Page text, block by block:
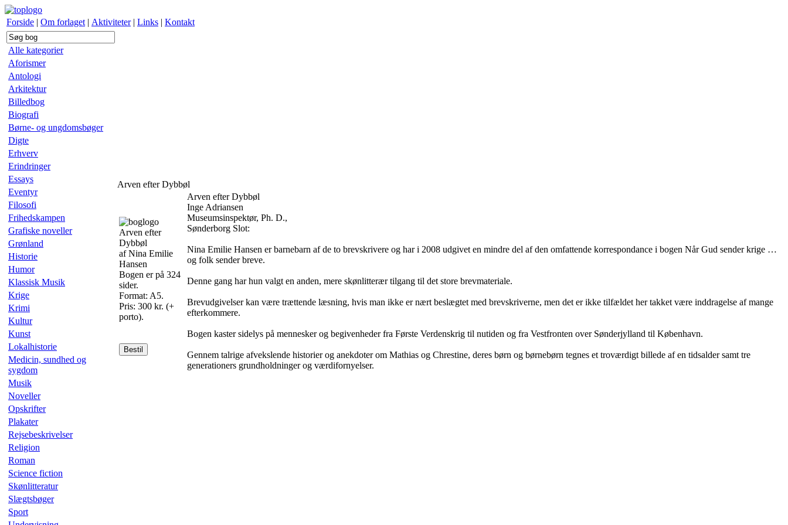
Forside | Om forlaget | Aktiviteter | Links | Kontakt
Alle kategorier
Aforismer
Antologi
Arkitektur
Billedbog
Biografi
Børne- og ungdomsbøger
Digte
Erhverv
Erindringer
Essays
Eventyr
Filosofi
Frihedskampen
Grafiske noveller
Grønland
Historie
Humor
Klassisk Musik
Krige
Krimi
Kultur
Kunst
Lokalhistorie
Medicin, sundhed og
sygdom
Musik
Noveller
Opskrifter
Plakater
Rejsebeskrivelser
Religion
Roman
Science fiction
Skønlitteratur
Slægtsbøger
Sport
Arven efter Dybbøl
Arven efter
Dybbøl
af Nina Emilie
Hansen
Bogen er på 324
sider.
Format: A5.
Pris: 300 kr. (+
porto).
Bestil
Arven efter Dybbøl
Inge Adriansen
Museumsinspektør, Ph. D.,
Sønderborg Slot:
Nina Emilie Hansen er barnebarn af de to brevskrivere og har i 2008 udgivet en mindre del af den omfattende korrespondance i bogen Når Gud sender krige …
og folk sender breve.
Denne gang har hun valgt en anden, mere skønlitterær tilgang til det store brevmateriale.
Brevudgivelser kan være trættende læsning, hvis man ikke er nært beslægtet med brevskriverne, men det er ikke tilfældet her takket være inddragelse af mange
efterkommere.
Bogen kaster sidelys på mennesker og begivenheder fra Første Verdenskrig til nutiden og fra Vestfronten over Sønderjylland til København.
Gennem talrige afvekslende historier og anekdoter om Mathias og Chrestine, deres børn og børnebørn tegnes et troværdigt billede af en tidsalder samt tre
generationers grundholdninger og værdifornyelser.